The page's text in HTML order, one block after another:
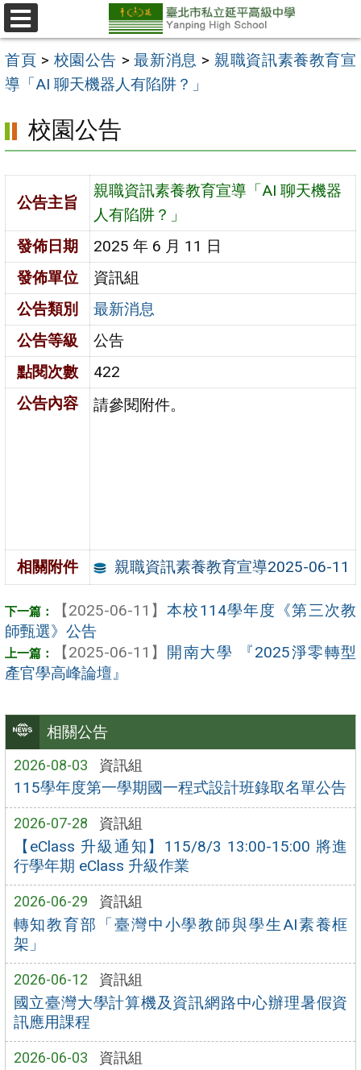
跳
至
主
要
區
選
單
首頁 > 校園公告 >最新消息 > 親職資訊素養教育宣
導「AI 聊天機器人有陷阱？」
相關公告
2026-08-03 資訊組
115學年度第一學期國一程式設計班錄取名單公告
2026-07-28 資訊組
【eClass 升級通知】115/8/3 13:00-15:00 將進
行學年期 eClass 升級作業
2026-06-29 資訊組
轉知教育部「臺灣中小學教師與學生AI素養框
架」
2026-06-12 資訊組
國立臺灣大學計算機及資訊網路中心辦理暑假資
訊應用課程
2026-06-03 資訊組
校園公告
公告主旨
親職資訊素養教育宣導「AI 聊天機器
人有陷阱？」
發佈日期
2025 年 6 月 11 日
發佈單位
資訊組
公告類別
最新消息
公告等級
公告
點閱次數
422
公告內容
請參閱附件。
相關附件 親職資訊素養教育宣導2025-06-11
【2025-06-11】 本校114學年度《第三次教
師甄選》公告
【2025-06-11】 開南大學 『2025淨零轉型
產官學高峰論壇』